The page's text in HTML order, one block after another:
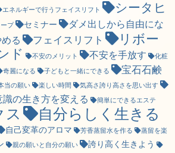
エネルギーで行うフェイスリフト
シータヒ
プ セミナー
ダメ出しから自由にな
る フェイスリフト
リボー
ド
不安のメリット 不安を手放す
化粧
奇麗になる 子どもと一緒にできる 宝石石鹸
当の願い 楽しい時間 気高さ誇り高さを思い出す
識の生き方を変える 簡単にできるエステ
ス 自分らしく生きる
自己変革のアロマ 芳香蒸留水を作る
蒸留を楽
親の願いと自分の願い 誇り高く生きよう